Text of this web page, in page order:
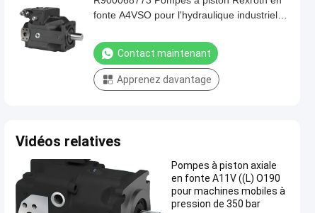
fonte A4VSO pour l'hydraulique industrielle
Contact maintenant
Apprenez davantage
Vidéos relatives
Pompes à piston axiale
en fonte A11V ((L) O190
pour machines mobiles à
pression de 350 bar